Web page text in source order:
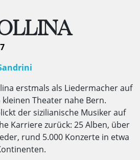
erstmals als Liedermacher auf
Theater nahe Bern.
der sizilianische Musiker auf
Karriere zurück: 25 Alben, über
rund 5.000 Konzerte in etwa